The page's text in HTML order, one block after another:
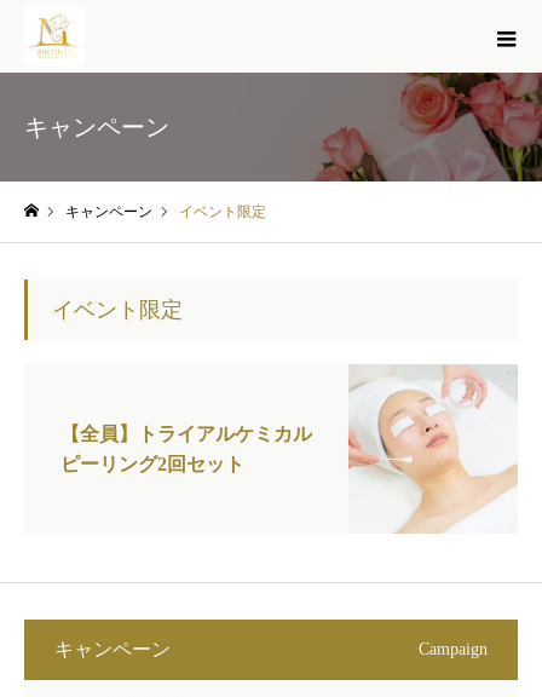
キャンペーン
キャンペーン イベント限定
イベント限定
【全員】トライアルケミカル
ピーリング2回セット
キャンペーン Campaign